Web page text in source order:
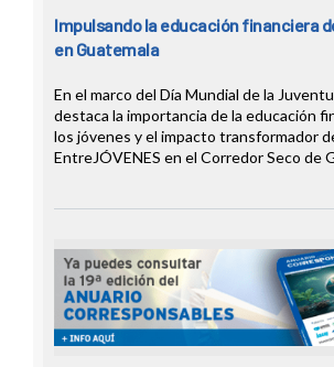
Impulsando la educación financiera
en Guatemala
En el marco del Día Mundial de la
destaca la importancia de la educación
los jóvenes y el impacto transformador
EntreJÓVENES en el Corredor Seco de